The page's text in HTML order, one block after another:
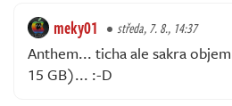
meky01 středa, 7. 8., 14:37
Anthem... ticha ale sakra
15 GB)... :-D